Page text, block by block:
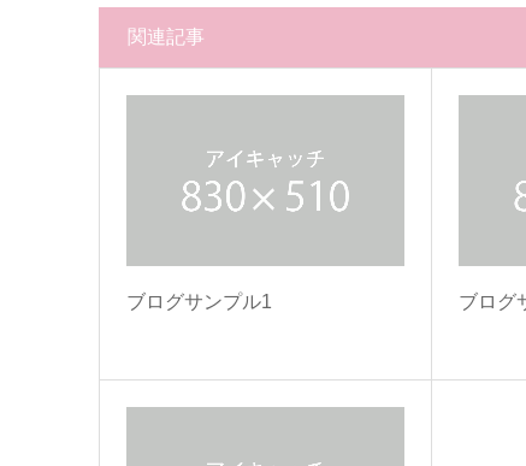
関連記事
ブログサンプル1 ブログ